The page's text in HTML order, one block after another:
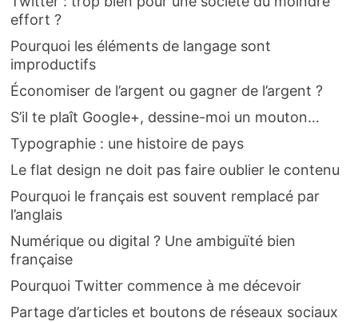
effort ?
Pourquoi les éléments de langage sont
improductifs
Économiser de l’argent ou gagner de l’argent ?
S’il te plaît Google+, dessine-moi un mouton…
Typographie : une histoire de pays
Le flat design ne doit pas faire oublier le contenu
Pourquoi le français est souvent remplacé par
l’anglais
Numérique ou digital ? Une ambiguïté bien
française
Pourquoi Twitter commence à me décevoir
Partage d’articles et boutons de réseaux sociaux